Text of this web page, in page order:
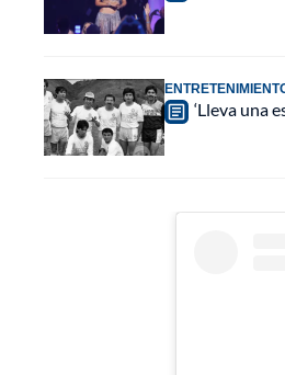
‘Lleva una